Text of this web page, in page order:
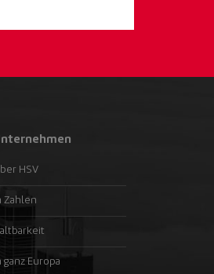
HSV
Zahlen
ganz Europa